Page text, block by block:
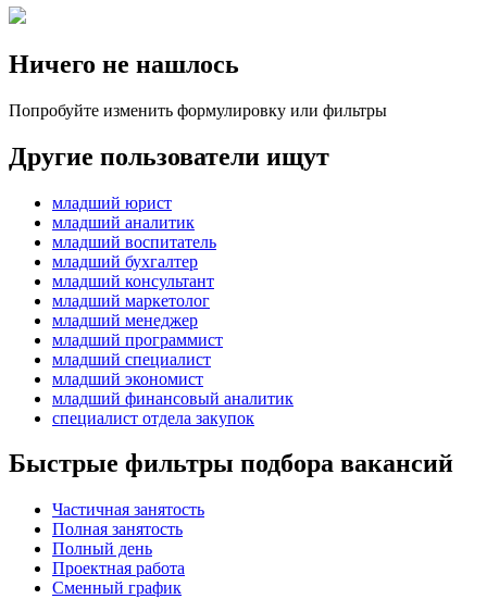
Ничего не нашлось
Попробуйте изменить формулировку или фильтры
Другие пользователи ищут
младший юрист
младший аналитик
младший воспитатель
младший бухгалтер
младший консультант
младший маркетолог
младший менеджер
младший программист
младший специалист
младший экономист
младший финансовый аналитик
специалист отдела закупок
Быстрые фильтры подбора вакансий
Частичная занятость
Полная занятость
Полный день
Проектная работа
Сменный график